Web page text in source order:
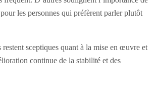
les personnes qui préfèrent parler plutôt
restent sceptiques quant à la mise en œuvre et
continue de la stabilité et des